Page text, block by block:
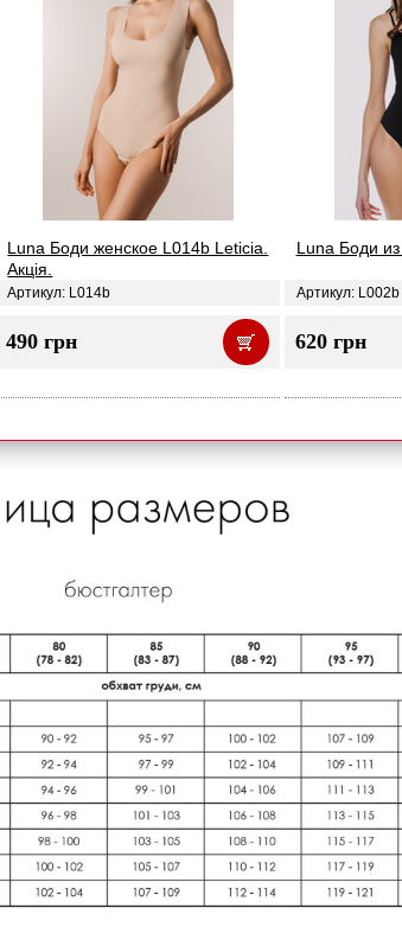
Luna Боди женское L014b Leticia.
Акція.
Артикул: L014b
490 грн
Luna Боди
Артикул: L002b
620 грн